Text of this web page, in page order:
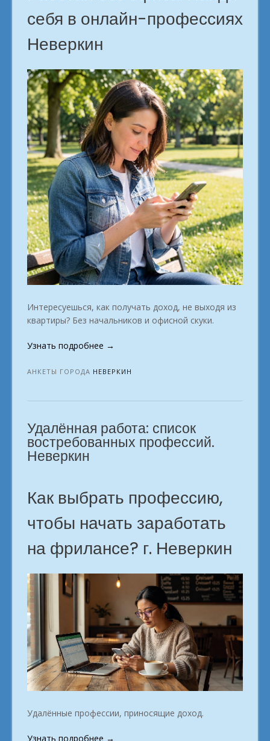
себя в онлайн-профессиях
Неверкин
Интересуешься, как получать доход, не выходя из
квартиры? Без начальников и офисной скуки.
Узнать подробнее «Для
кто
заработать
фрилансе
Неверкин»
→
АНКЕТЫ ГОРОДА НЕВЕРКИН
Удалённая работа: список
востребованных профессий.
Неверкин
Как выбрать профессию,
чтобы начать заработать
на фрилансе? г. Неверкин
Удалённые профессии, приносящие доход.
Узнать подробнее «Удалённая
→